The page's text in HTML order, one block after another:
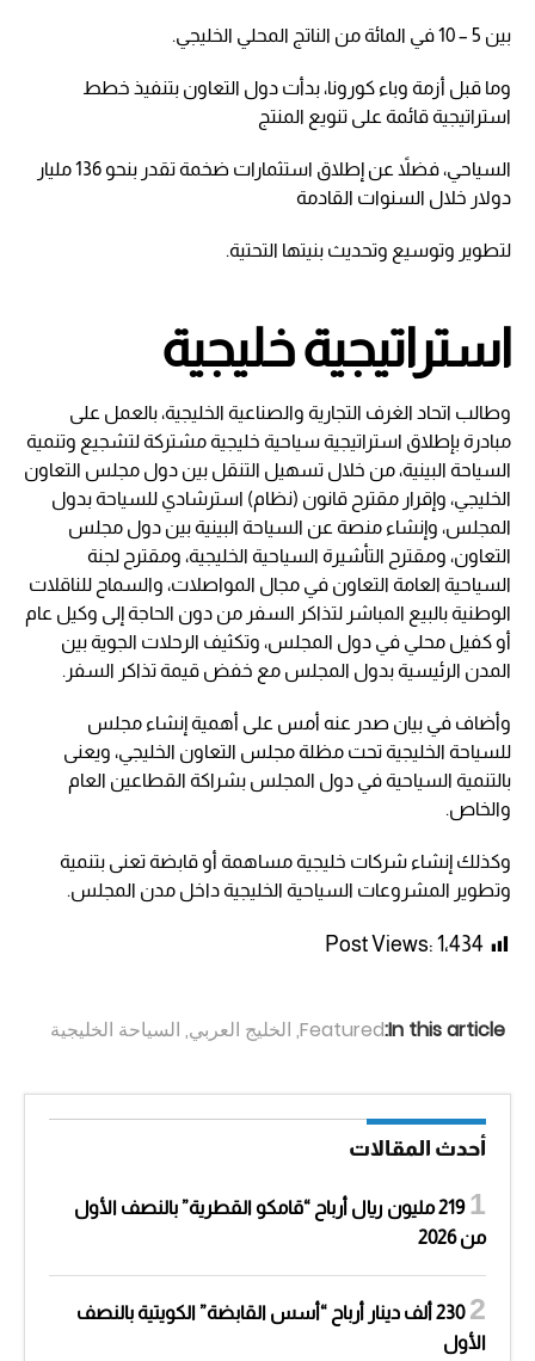
بين 5 – 10 في المائة من الناتج المحلي الخليجي.
وما قبل أزمة وباء كورونا، بدأت دول التعاون بتنفيذ خطط
استراتيجية قائمة على تنويع المنتج
السياحي، فضلاً عن إطلاق استثمارات ضخمة تقدر بنحو 136 مليار
دولار خلال السنوات القادمة
لتطوير وتوسيع وتحديث بنيتها التحتية.
استراتيجية خليجية
وطالب اتحاد الغرف التجارية والصناعية الخليجية، بالعمل على
مبادرة بإطلاق استراتيجية سياحية خليجية مشتركة لتشجيع وتنمية
السياحة البينية، من خلال تسهيل التنقل بين دول مجلس التعاون
الخليجي، وإقرار مقترح قانون (نظام) استرشادي للسياحة بدول
المجلس، وإنشاء منصة عن السياحة البينية بين دول مجلس
التعاون، ومقترح التأشيرة السياحية الخليجية، ومقترح لجنة
السياحية العامة التعاون في مجال المواصلات، والسماح للناقلات
الوطنية بالبيع المباشر لتذاكر السفر من دون الحاجة إلى وكيل عام
أو كفيل محلي في دول المجلس، وتكثيف الرحلات الجوية بين
المدن الرئيسية بدول المجلس مع خفض قيمة تذاكر السفر.
وأضاف في بيان صدر عنه أمس على أهمية إنشاء مجلس
للسياحة الخليجية تحت مظلة مجلس التعاون الخليجي، ويعنى
بالتنمية السياحية في دول المجلس بشراكة القطاعين العام
والخاص.
وكذلك إنشاء شركات خليجية مساهمة أو قابضة تعنى بتنمية
وتطوير المشروعات السياحية الخليجية داخل مدن المجلس.
Post Views: 1٬434
In this article:
Featured
, الخليج العربي, السياحة الخليجية
أحدث المقالات
219 مليون ريال أرباح “قامكو القطرية” بالنصف الأول
من 2026
230 ألف دينار أرباح “أسس القابضة” الكويتية بالنصف
الأول